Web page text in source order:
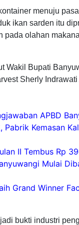
menuju
ikan sarden itu
pada olahan
Wakil Bupati
Sherly Indrawati
APBD
Kemasan
II Tembus Rp
Mulai
Grand Winner
bukti industri